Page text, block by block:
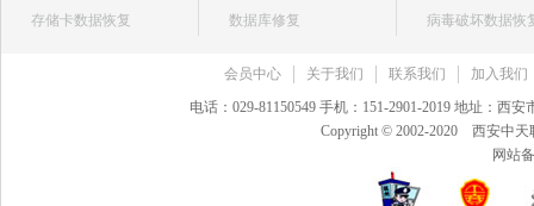
存储卡数据恢复
数据库修复
病毒破坏数据恢
会员中心 关于我们 联系我们
加入我们
电话：029-81150549 手机：151-2901-2019 地址：西
Copyright © 2002-2020 西安中
网站